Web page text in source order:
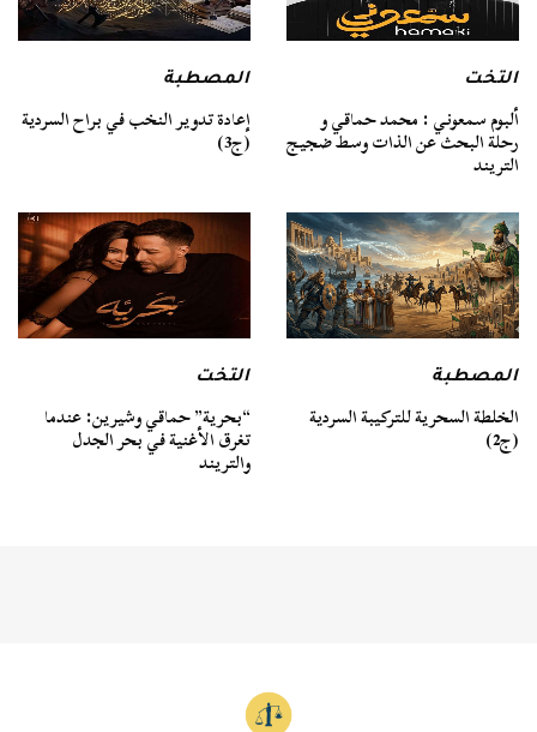
التخت
ألبوم سمعوني : محمد حماقي و
رحلة البحث عن الذات وسط ضجيج
التريند
المصطبة
إعادة تدوير النخب في براح السردية
(ج3)
المصطبة
الخلطة السحرية للتركيبة السردية
(ج2)
التخت
“بحرية” حماقي وشيرين: عندما
تغرق الأغنية في بحر الجدل
والتريند